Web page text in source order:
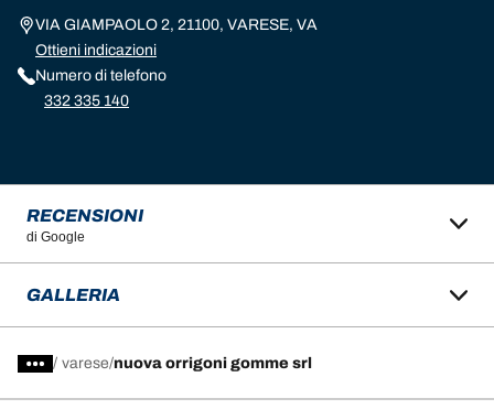
VIA GIAMPAOLO 2, 21100, VARESE, VA
Ottieni indicazioni
Numero di telefono
332 335 140
RECENSIONI
di Google
GALLERIA
/ varese nuova orrigoni gomme srl